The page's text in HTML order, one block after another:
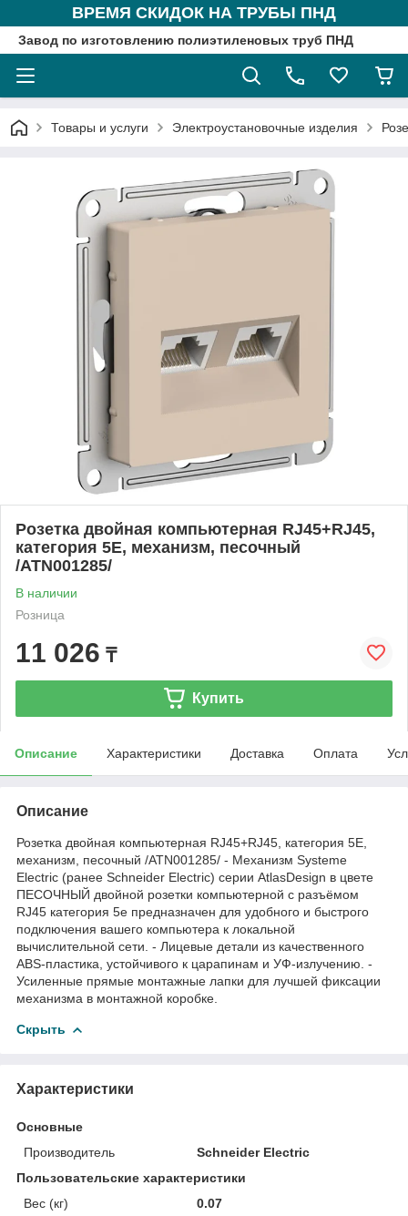
ВРЕМЯ СКИДОК НА ТРУБЫ ПНД
Завод по изготовлению полиэтиленовых труб ПНД
Товары и услуги Электроустановочные изделия
Розетка двойная компьютерная RJ45+RJ45,
категория 5Е, механизм, песочный
/ATN001285/
В наличии
Розница
11 026 ₸
Купить
Описание Характеристики Доставка Оплата
Описание
Розетка двойная компьютерная RJ45+RJ45, категория 5Е,
механизм, песочный /ATN001285/ - Механизм Systeme
Electric (ранее Schneider Electric) серии AtlasDesign в цвете
ПЕСОЧНЫЙ двойной розетки компьютерной с разъёмом
RJ45 категория 5е предназначен для удобного и быстрого
подключения вашего компьютера к локальной
вычислительной сети. - Лицевые детали из качественного
ABS-пластика, устойчивого к царапинам и УФ-излучению. -
Усиленные прямые монтажные лапки для лучшей фиксации
механизма в монтажной коробке.
Скрыть
Характеристики
Основные
Производитель
Schneider Electric
Пользовательские характеристики
Вес (кг)
0.07